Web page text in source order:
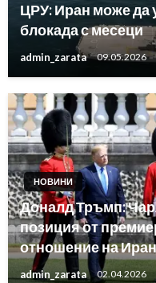
ЦРУ: Иран може да
блокада с месеци
admin_zarata 09.05.2026
НОВИНИ
Доналд Тръмп:
позиция от
отношение на Иран
admin_zarata 02.04.2026